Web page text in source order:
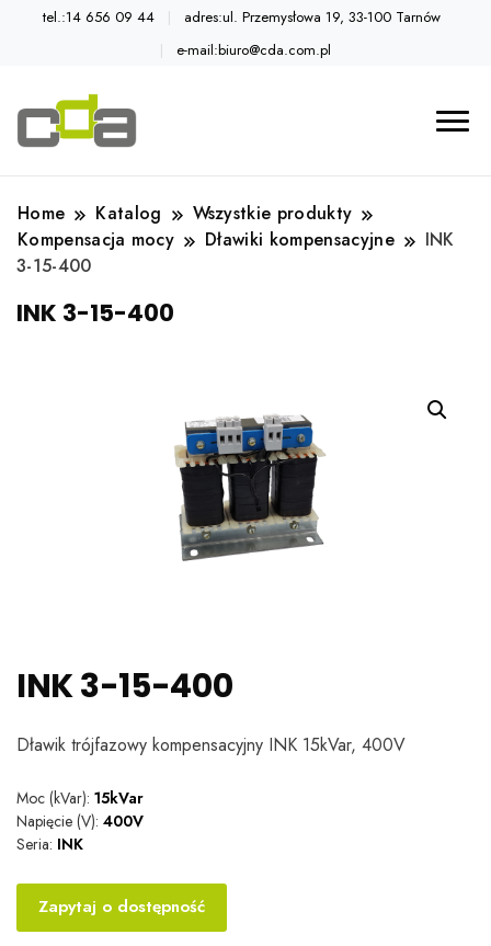
tel.:14 656 09 44
adres:ul. Przemysłowa 19, 33-100 Tarnów
e-mail:biuro@cda.com.pl
Home Katalog
Wszystkie produkty
Kompensacja mocy
Dławiki kompensacyjne
INK
3-15-400
INK 3-15-400
INK 3-15-400
Dławik trójfazowy kompensacyjny INK 15kVar, 400V
Moc (kVar): 15kVar
Napięcie (V): 400V
Seria: INK
Zapytaj o dostępność